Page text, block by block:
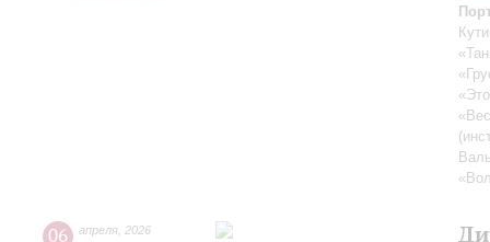
06 апреля 2026